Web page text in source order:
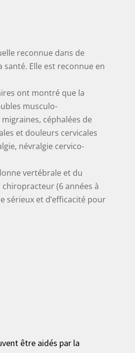
reconnue dans de
Elle est reconnue en
ont montré que la
musculo-
céphalées de
et douleurs cervicales
névralgie cervico-
vertébrale et du
(6 années à
sérieux et d’efficacité pour
être aidés par la